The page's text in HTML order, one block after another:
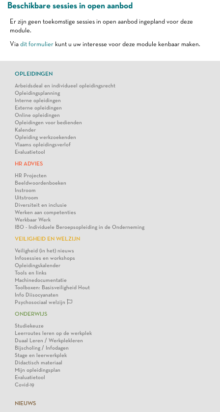
Beschikbare sessies in open aanbod
Er zijn geen toekomstige sessies in open aanbod ingepland voor deze
module.
Via dit formulier kunt u uw interesse voor deze module kenbaar maken.
OPLEIDINGEN
Arbeidsdeal en individueel opleidingsrecht
Opleidingsplanning
Interne opleidingen
Externe opleidingen
Online opleidingen
Opleidingen voor bedienden
Kalender
Opleiding werkzoekenden
Vlaams opleidingsverlof
Evaluatietool
HR ADVIES
HR Projecten
Beeldwoordenboeken
Instroom
Uitstroom
Diversiteit en inclusie
Werken aan competenties
Werkbaar Werk
IBO - Individuele Beroepsopleiding in de Onderneming
VEILIGHEID EN WELZIJN
Veiligheid (in het) nieuws
Infosessies en workshops
Opleidingskalender
Tools en links
Machinedocumentatie
Toolboxen: Basisveiligheid Hout
Info Diisocyanaten
Psychosociaal welzijn
ONDERWIJS
Studiekeuze
Leerroutes leren op de werkplek
Duaal Leren / Werkplekleren
Bijscholing / Infodagen
Stage en leerwerkplek
Didactisch materiaal
Mijn opleidingsplan
Evaluatietool
Covid-19
NIEUWS